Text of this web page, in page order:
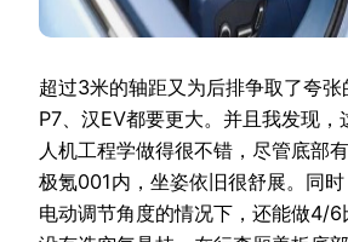
超过3米的轴距又为后排争取了夸
P7、汉EV都要更大。并且我发现，
人机工程学做得很不错，尽管底部
极氪001内，坐姿依旧很舒展。同
电动调节角度的情况下，还能做4/